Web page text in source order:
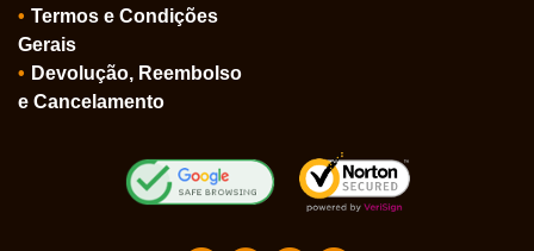
Termos e Condições
Gerais
Devolução, Reembolso
e Cancelamento